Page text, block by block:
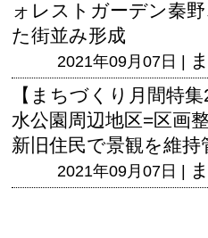
ォレストガーデン秦
た街並み形成
2021年09月07日 |
【まちづくり月間特
水公園周辺地区=区画
新旧住民で景観を維持
2021年09月07日 |